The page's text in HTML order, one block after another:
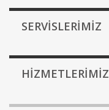
SERVISLERIMIZ
HIZMETLERIMIZ